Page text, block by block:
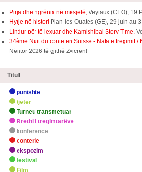
Pirja dhe ngrënia në mesjetë, Veytaux (CEO), 19
Hyrje në histori Plan-les-Ouates (GE), 29 juin au
Lindur për të lexuar dhe Kamishibai Story Time,
34ème Nuit du conte en Suisse - Nata e tregimit /
Nëntor 2026 të gjithë Zvicrën!
Titull
punishte
tjetër
Turneu transmetuar
Rrethi i tregimtarëve
konferencë
conterie
ekspozim
festival
Film